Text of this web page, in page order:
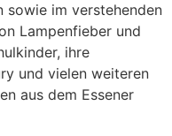
sowie im verstehenden
Lampenfieber und
ihre
und vielen weiteren
aus dem Essener